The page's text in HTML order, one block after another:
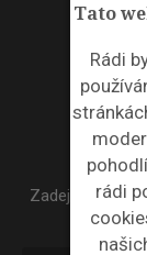
Tato
Rádi
rádi
Zadejte váš